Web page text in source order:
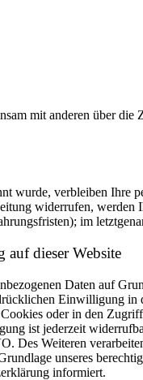
mit anderen über
wurde, verbleiben
widerrufen,
im
auf dieser Website
Daten auf
Einwilligung
oder in den
ist jederzeit
Des Weiteren
unseres
informiert.